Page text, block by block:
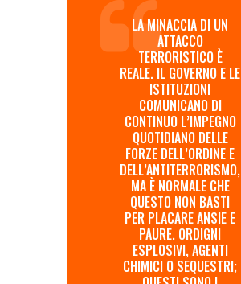
LA MINACCIA DI UN
ATTACCO
TERRORISTICO È
REALE. IL GOVERNO E LE
ISTITUZIONI
COMUNICANO DI
CONTINUO L’IMPEGNO
QUOTIDIANO DELLE
FORZE DELL’ORDINE E
DELL’ANTITERRORISMO,
MA È NORMALE CHE
QUESTO NON BASTI
PER PLACARE ANSIE E
PAURE. ORDIGNI
ESPLOSIVI, AGENTI
CHIMICI O SEQUESTRI;